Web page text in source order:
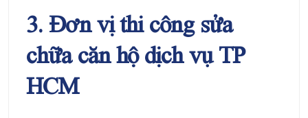
3. Đơn vị thi công sửa
chữa căn hộ dịch vụ TP
HCM